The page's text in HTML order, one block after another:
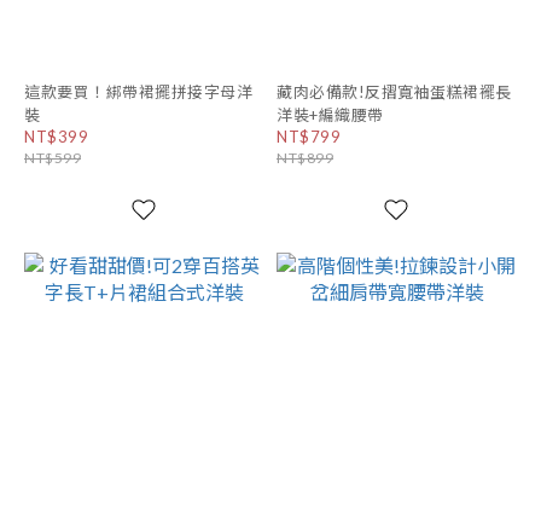
這款要買！綁帶裙擺拼接字母洋
裝
NT$399
NT$599
藏肉必備款!反摺寬袖蛋糕裙襬長
洋裝+編織腰帶
NT$799
NT$899